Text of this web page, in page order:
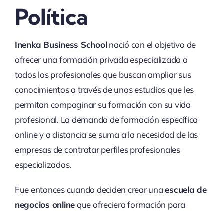
Política
Inenka Business Schoolnació con el objetivo de
ofrecer una formación privada especializada a
todos los profesionales que buscan ampliar sus
conocimientos a través de unos estudios que les
permitan compaginar su formación con su vida
profesional. La demanda de formación específica
online y a distancia se suma a la necesidad de las
empresas de contratar perfiles profesionales
especializados.
Fue entonces cuando deciden crear unaescuela de
negocios onlineque ofreciera formación para